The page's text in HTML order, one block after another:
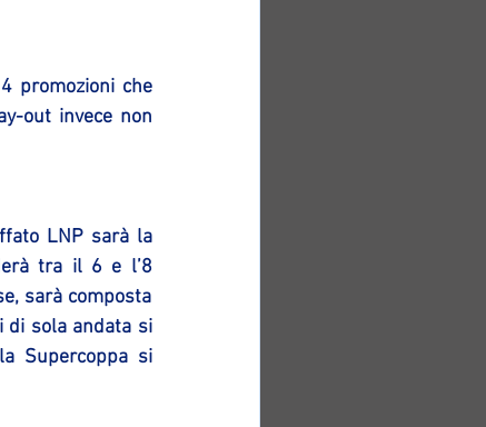
promozioni che
out invece non
LNP sarà la
tra il 6 e l’8
sarà composta
di sola andata si
Supercoppa si